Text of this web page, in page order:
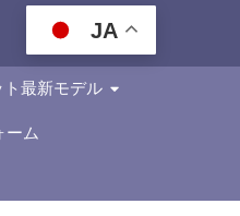
JA
最新モデル
ーム